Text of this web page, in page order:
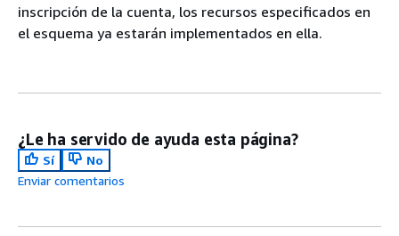
inscripción de la cuenta, los recursos especificados en
el esquema ya estarán implementados en ella.
¿Le ha servido de ayuda esta página?
Sí
No
Enviar comentarios